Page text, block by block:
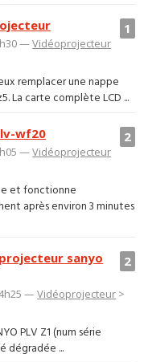
1
—Vidéoprojecteur
remplacer une nappe
La carte complète LCD ...
2
wf20
—Vidéoprojecteur
et fonctionne
après environ 3 minutes
2
sanyo
—Vidéoprojecteur >
PLV Z1 (num série
dégradée ...